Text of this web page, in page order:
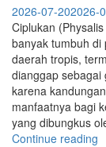
2026-07-202026-
Ciplukan
banyak tumbuh di
daerah tropis,
dianggap sebagai
karena
manfaatnya bagi
yang dibungkus
Continue reading